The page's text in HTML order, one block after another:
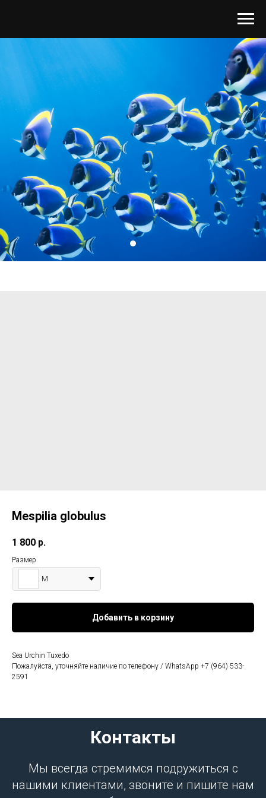
Mespilia globulus
1 800 р.
Размер
M
Добавить в корзину
Sea Urchin Tuxedo
Пожалуйста, уточняйте наличие по телефону / WhatsApp +7 (964) 533-
2591
Контакты
Мы всегда стремимся подружиться с
нашими клиентами, звоните и пишите нам